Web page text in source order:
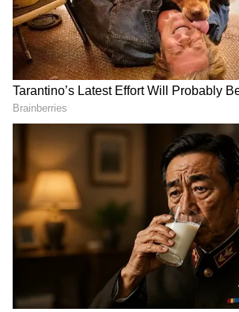
రూపొందిస్తోంది. ఈ కొత్త టన్నెల్ రోడ్ల
భాగ్యనగరంలో ట్రాఫిక్ రహిత
చేస్తుందని మంత్రి శ్రీధర్‌బాబు విశ్వాసం
గూగుల్‌లో ఆసక్తికరమైన సమాచారం కోసం